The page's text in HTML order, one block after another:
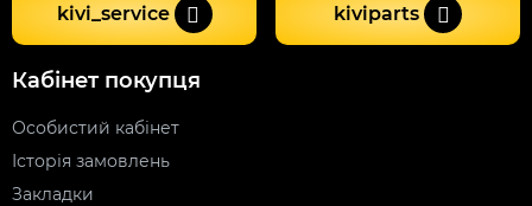
kivi_service kiviparts
Кабінет покупця
Особистий кабінет
Історія замовлень
Закладки